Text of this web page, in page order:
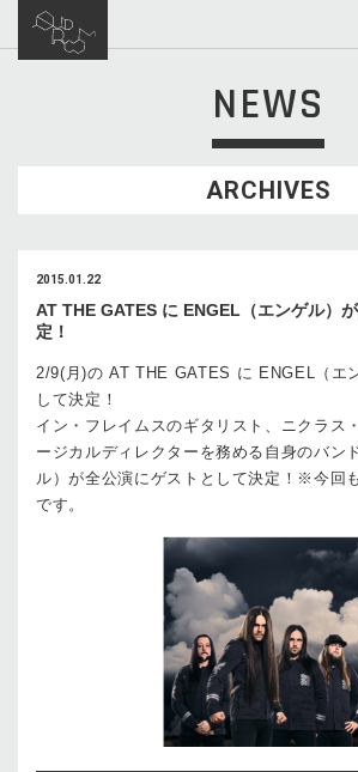
NEWS
ARCHIVES
2015.01.22
AT THE GATES に ENGEL（エンゲル）
定！
2/9(月)の AT THE GATES に ENGEL（エ
して決定！
イン・フレイムスのギタリスト、ニクラス
ージカルディレクターを務める自身のバン
ル）が全公演にゲストとして決定！※今回
です。